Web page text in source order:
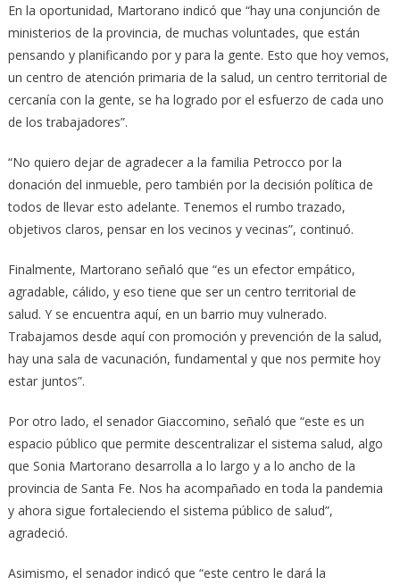
En la oportunidad, Martorano indicó que “hay una conjunción de
ministerios de la provincia, de muchas voluntades, que están
pensando y planificando por y para la gente. Esto que hoy vemos,
un centro de atención primaria de la salud, un centro territorial de
cercanía con la gente, se ha logrado por el esfuerzo de cada uno
de los trabajadores”.
“No quiero dejar de agradecer a la familia Petrocco por la
donación del inmueble, pero también por la decisión política de
todos de llevar esto adelante. Tenemos el rumbo trazado,
objetivos claros, pensar en los vecinos y vecinas”, continuó.
Finalmente, Martorano señaló que “es un efector empático,
agradable, cálido, y eso tiene que ser un centro territorial de
salud. Y se encuentra aquí, en un barrio muy vulnerado.
Trabajamos desde aquí con promoción y prevención de la salud,
hay una sala de vacunación, fundamental y que nos permite hoy
estar juntos”.
Por otro lado, el senador Giaccomino, señaló que “este es un
espacio público que permite descentralizar el sistema salud, algo
que Sonia Martorano desarrolla a lo largo y a lo ancho de la
provincia de Santa Fe. Nos ha acompañado en toda la pandemia
y ahora sigue fortaleciendo el sistema público de salud”,
agradeció.
Asimismo, el senador indicó que “este centro le dará la